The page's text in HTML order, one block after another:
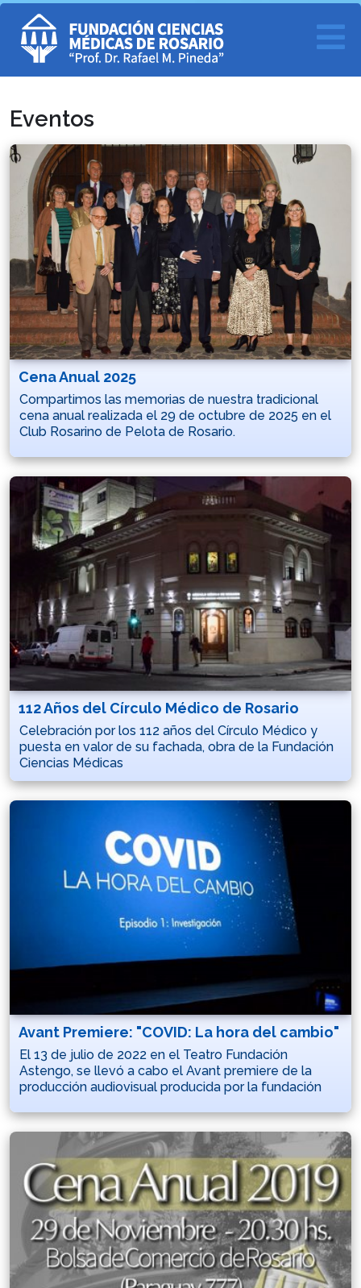
Eventos
Cena Anual 2025
Compartimos las memorias de nuestra tradicional
cena anual realizada el 29 de octubre de 2025 en el
Club Rosarino de Pelota de Rosario.
112 Años del Círculo Médico de Rosario
Celebración por los 112 años del Círculo Médico y
puesta en valor de su fachada, obra de la Fundación
Ciencias Médicas
Avant Premiere: "COVID: La hora del cambio"
El 13 de julio de 2022 en el Teatro Fundación
Astengo, se llevó a cabo el Avant premiere de la
producción audiovisual producida por la fundación